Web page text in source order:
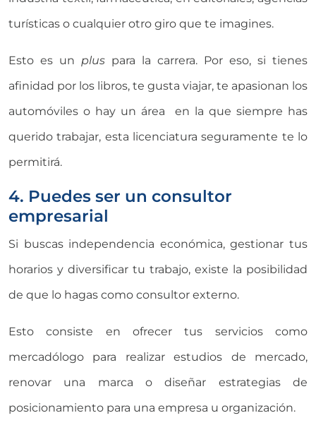
turísticas o cualquier otro giro que te imagines.
Esto es un plus para la carrera. Por eso, si tienes
afinidad por los libros, te gusta viajar, te apasionan los
automóviles o hay un área en la que siempre has
querido trabajar, esta licenciatura seguramente te lo
permitirá.
4. Puedes ser un consultor
empresarial
Si buscas independencia económica, gestionar tus
horarios y diversificar tu trabajo, existe la posibilidad
de que lo hagas como consultor externo.
Esto consiste en ofrecer tus servicios como
mercadólogo para realizar estudios de mercado,
renovar una marca o diseñar estrategias de
posicionamiento para una empresa u organización.